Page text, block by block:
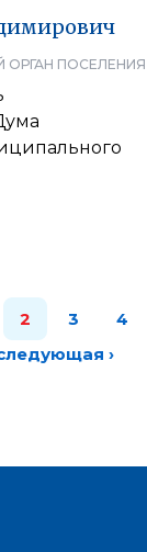
ОРГАН ПОСЕЛЕНИЯ
2 3
4
›